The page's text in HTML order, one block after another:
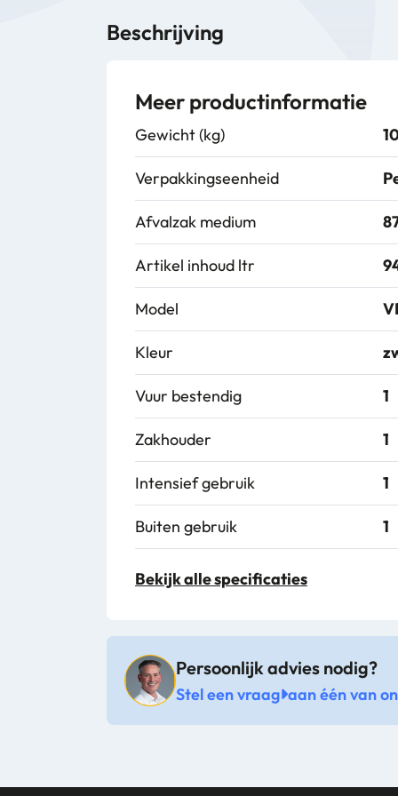
Beschrijving
Meer productinformatie
Gewicht (kg)
Verpakkingseenheid
Afvalzak medium
Artikel inhoud ltr
Model
Kleur
Vuur bestendig 1
Zakhouder 1
Intensief gebruik 1
Buiten gebruik 1
Merknaam
Artikel hoogte mm
Artikel diameter mm
Bekijk alle specificaties
Persoonlijk advies nodig?
Stel een vraag aan één van